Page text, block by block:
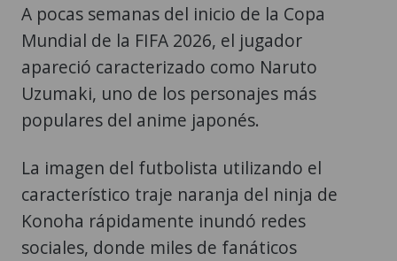
A pocas semanas del inicio de la Copa
Mundial de la FIFA 2026, el jugador
apareció caracterizado como Naruto
Uzumaki, uno de los personajes más
populares del anime japonés.
La imagen del futbolista utilizando el
característico traje naranja del ninja de
Konoha rápidamente inundó redes
sociales, donde miles de fanáticos